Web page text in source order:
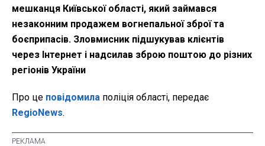
мешканця Київської області, який займався
незаконним продажем вогнепальної зброї та
боєприпасів. Зловмисник підшукував клієнтів
через Інтернет і надсилав зброю поштою до різних
регіонів України
Про це повідомила поліція області, передає
RegioNews.